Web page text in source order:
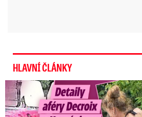
HLAVNÍ ČLÁNKY
Detaily aféry Decroix s Havránkem: